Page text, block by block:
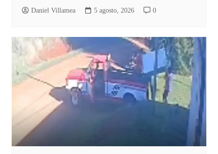
Daniel Villamea 5 agosto, 2026 0